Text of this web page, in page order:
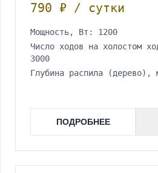
790 ₽ / сутки
Мощность, Вт: 1200
Число ходов на холостом
3000
Глубина распила (дерево),
ПОДРОБНЕЕ